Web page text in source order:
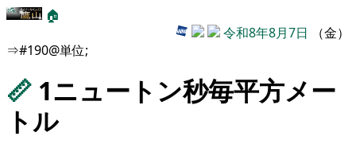
🏠
令和8年8月7日 （金）
⇒#190@単位;
📏 1ニュートン秒毎平方メー
トル